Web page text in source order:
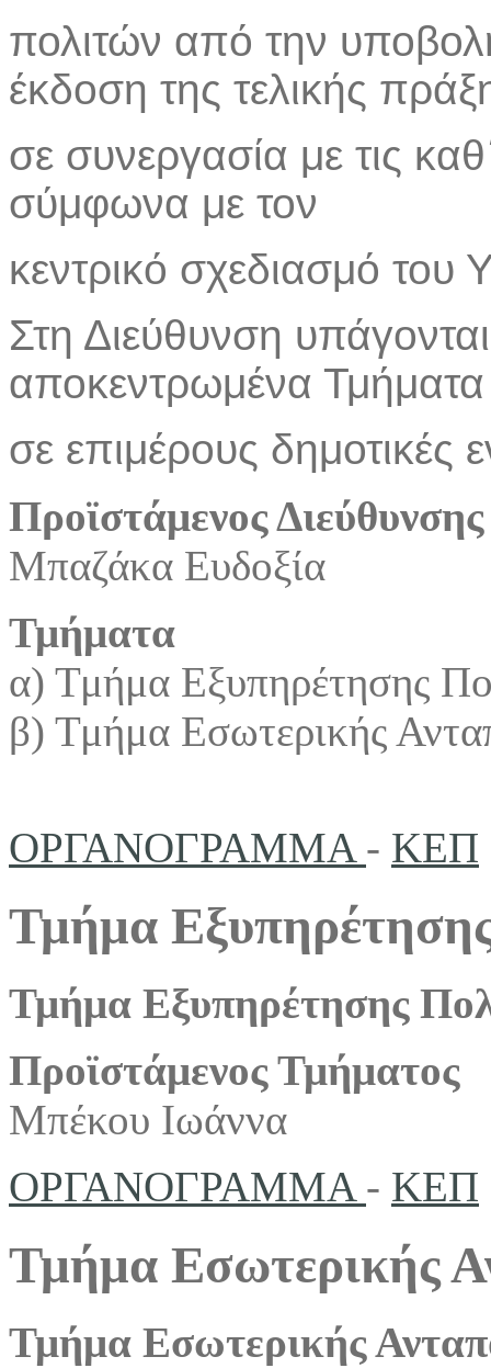
πολιτών από την
έκδοση της τελικής
σε συνεργασία με τις
σύμφωνα με τον
κεντρικό σχεδιασμό
Στη Διεύθυνση υπάγονται
αποκεντρωμένα
σε επιμέρους δημοτικές
Προϊστάμενος Διεύθυνσης
Μπαζάκα Ευδοξία
Τμήματα
α) Τμήμα Εξυπηρέτησης
β) Τμήμα Εσωτερικής
ΟΡΓΑΝΟΓΡΑΜΜΑ - ΚΕΠ
Τμήμα
Τμήμα Εξυπηρέτησης
Προϊστάμενος Τμήματος
Μπέκου Ιωάννα
ΟΡΓΑΝΟΓΡΑΜΜΑ - ΚΕΠ
Τμήμα Εσωτερικής
Τμήμα Εσωτερικής